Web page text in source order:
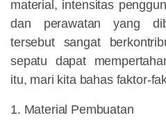
material, intensitas
dan perawatan yang
tersebut sangat
sepatu dapat
itu, mari kita bahas faktor-
1. Material Pembuatan